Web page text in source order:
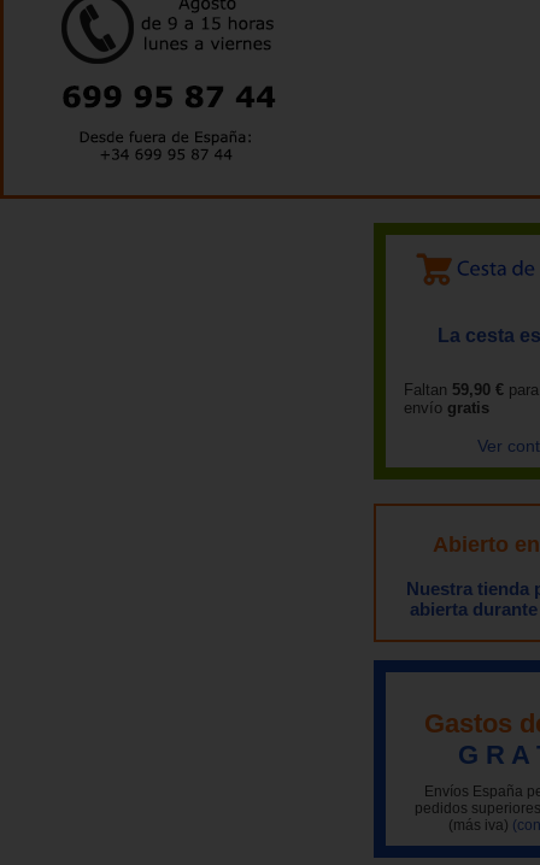
La cesta
Faltan 59,90 €
envío gratis
Ver
Abierto
Nuestra tienda
abierta
Gastos
G R A
Envíos España
pedidos
(más iva)